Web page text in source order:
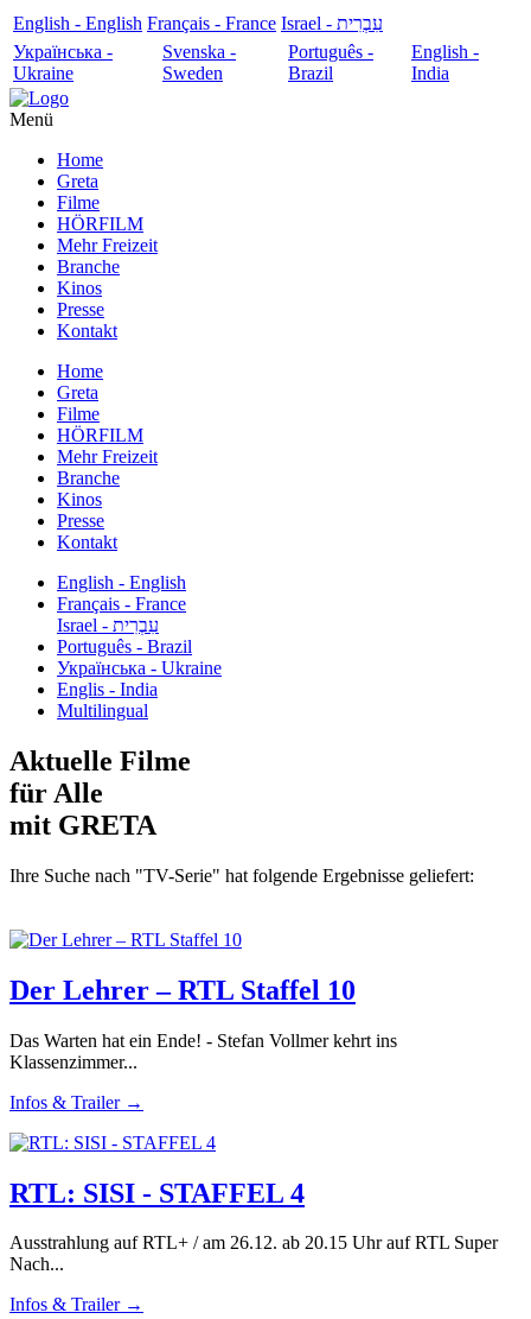
English - English Français - France
עִבְרִית - Israel
Українська -
Ukraine
Svenska -
Sweden
Português -
Brazil
English -
India
Menü
Home
Greta
Filme
HÖRFILM
Mehr Freizeit
Branche
Kinos
Presse
Kontakt
Home
Greta
Filme
HÖRFILM
Mehr Freizeit
Branche
Kinos
Presse
Kontakt
English - English
Français - France
עִבְרִית - Israel
Português - Brazil
Українська - Ukraine
Englis - India
Multilingual
Aktuelle Filme
für Alle
mit GRETA
Ihre Suche nach "TV-Serie" hat folgende Ergebnisse geliefert:
Der Lehrer – RTL Staffel 10
Das Warten hat ein Ende! - Stefan Vollmer kehrt ins
Klassenzimmer...
Infos & Trailer →
RTL: SISI - STAFFEL 4
Ausstrahlung auf RTL+ / am 26.12. ab 20.15 Uhr auf RTL Super
Nach...
Infos & Trailer →